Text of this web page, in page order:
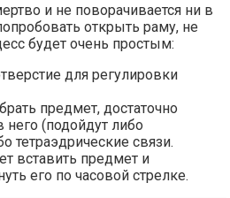
и не поворачивается ни в
открыть раму, не
будет очень простым:
для регулировки
предмет, достаточно
(подойдут либо
тетраэдрические связи.
вставить предмет и
его по часовой стрелке.